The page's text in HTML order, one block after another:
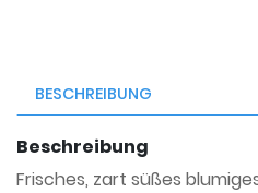
BESCHREIBUNG
Beschreibung
Frisches, zart süßes